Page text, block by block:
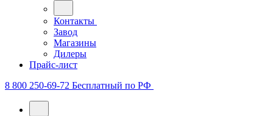
Контакты
Завод
Магазины
Дилеры
Прайс-лист
8 800 250-69-72 Бесплатный по РФ